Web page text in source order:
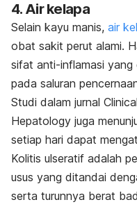
4. Air kelapa
Selain kayu manis, air
obat sakit perut alami.
sifat anti-inflamasi
pada saluran
Studi dalam jurnal
Hepatology juga
setiap hari dapat
Kolitis ulseratif adalah
usus yang ditandai
serta turunnya berat